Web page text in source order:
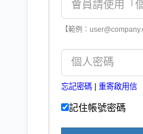
【範例：
忘記密碼 重寄啟用信
記住帳號密碼